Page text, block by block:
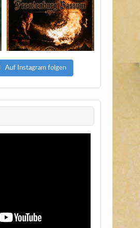
Auf Instagram folgen